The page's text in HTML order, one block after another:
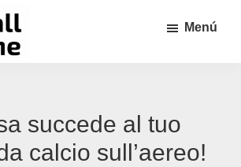
Menú
succede al tuo
calcio sull’aereo!